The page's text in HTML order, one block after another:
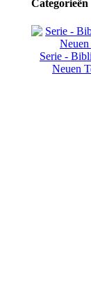
Categorieën
Serie -
Neuen